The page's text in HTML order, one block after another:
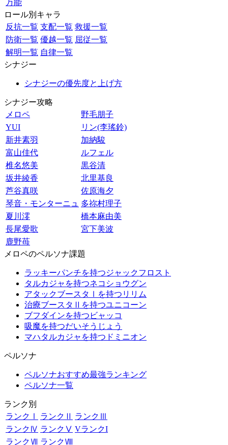
万能
ロール別キャラ
反抗一覧 支配一覧 救援一覧
防衛一覧 優越一覧 屈従一覧
解明一覧 自律一覧
シナジー
シナジーの優先度と上げ方
シナジー攻略
メロペ
野毛朋子
YUI
リン(李瑤鈴)
新井素羽
加納駿
富山佳代
ルフェル
椎名悠美
黒谷清
坂井綾香
北里基良
芦谷真咲
佐原海夕
琴音・モンターニュ 多祢村理子
夏川澪
橋本麻由美
長尾愛歌
宮下美波
鹿野苺
メロペのペルソナ課題
ラッキーパンチを持つジャックフロスト
タルカジャを持つネコショウグン
アタックブースタⅠを持つリリム
治療ブースタⅡを持つユニコーン
ブフダインを持つビャッコ
吸魔を持つだいそうじょう
マハタルカジャを持つドミニオン
ペルソナ
ペルソナおすすめ最強ランキング
ペルソナ一覧
ランク別
ランクⅠ
ランクⅡ ランクⅢ
ランクⅣ ランクⅤ VランクI
ランクⅦ ランクⅧ